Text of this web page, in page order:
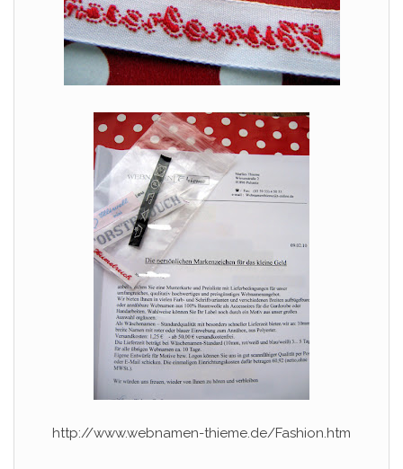
http://www.webnamen-thieme.de/Fashion.htm